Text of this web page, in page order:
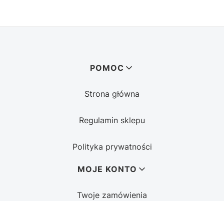
POMOC
Strona główna
Regulamin sklepu
Polityka prywatności
MOJE KONTO
Twoje zamówienia